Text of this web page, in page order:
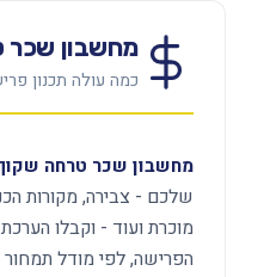
מחשבון שכר
כמה עולה תכנון
מחשבון שכר טרחה
שלכם - צבירה, מקורות
מוכרת ועוד - וקבלו
הפרישה, לפי מודל תמחור